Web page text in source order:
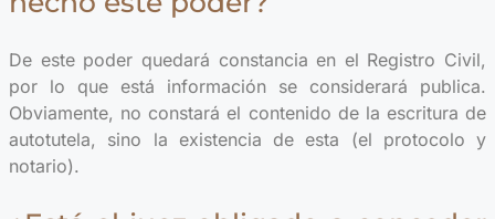
De este poder quedará constancia en el Registro Civil,
por lo que está información se considerará publica.
Obviamente, no constará el contenido de la escritura de
autotutela, sino la existencia de esta (el protocolo y
notario).